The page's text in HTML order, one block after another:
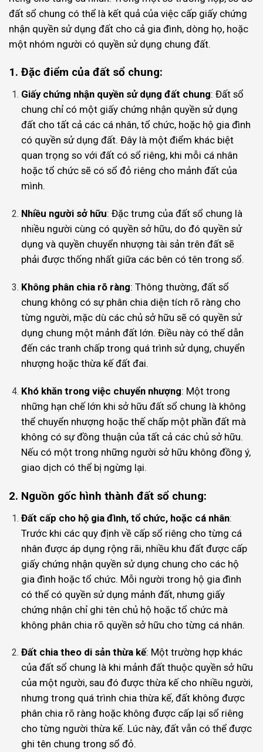
đất sổ chung có thể là kết quả của việc cấp giấy chứng
nhận quyền sử dụng đất cho cả gia đình, dòng họ, hoặc
một nhóm người có quyền sử dụng chung đất.
1. Đặc điểm của đất sổ chung:
Giấy chứng nhận quyền sử dụng đất chung: Đất sổ
chung chỉ có một giấy chứng nhận quyền sử dụng
đất cho tất cả các cá nhân, tổ chức, hoặc hộ gia đình
có quyền sử dụng đất. Đây là một điểm khác biệt
quan trọng so với đất có sổ riêng, khi mỗi cá nhân
hoặc tổ chức sẽ có sổ đỏ riêng cho mảnh đất của
mình.
Nhiều người sở hữu: Đặc trưng của đất sổ chung là
nhiều người cùng có quyền sở hữu, do đó quyền sử
dụng và quyền chuyển nhượng tài sản trên đất sẽ
phải được thống nhất giữa các bên có tên trong sổ.
Không phân chia rõ ràng: Thông thường, đất sổ
chung không có sự phân chia diện tích rõ ràng cho
từng người, mặc dù các chủ sở hữu sẽ có quyền sử
dụng chung một mảnh đất lớn. Điều này có thể dẫn
đến các tranh chấp trong quá trình sử dụng, chuyển
nhượng hoặc thừa kế đất đai.
Khó khăn trong việc chuyển nhượng: Một trong
những hạn chế lớn khi sở hữu đất sổ chung là không
thể chuyển nhượng hoặc thế chấp một phần đất mà
không có sự đồng thuận của tất cả các chủ sở hữu.
Nếu có một trong những người sở hữu không đồng ý,
giao dịch có thể bị ngừng lại.
2. Nguồn gốc hình thành đất sổ chung:
Đất cấp cho hộ gia đình, tổ chức, hoặc cá nhân:
Trước khi các quy định về cấp sổ riêng cho từng cá
nhân được áp dụng rộng rãi, nhiều khu đất được cấp
giấy chứng nhận quyền sử dụng chung cho các hộ
gia đình hoặc tổ chức. Mỗi người trong hộ gia đình
có thể có quyền sử dụng mảnh đất, nhưng giấy
chứng nhận chỉ ghi tên chủ hộ hoặc tổ chức mà
không phân chia rõ quyền sở hữu cho từng cá nhân.
Đất chia theo di sản thừa kế: Một trường hợp khác
của đất sổ chung là khi mảnh đất thuộc quyền sở hữu
của một người, sau đó được thừa kế cho nhiều người,
nhưng trong quá trình chia thừa kế, đất không được
phân chia rõ ràng hoặc không được cấp lại sổ riêng
cho từng người thừa kế. Lúc này, đất vẫn có thể được
ghi tên chung trong sổ đỏ.